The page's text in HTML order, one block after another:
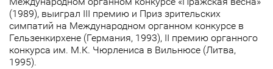
(1989), выиграл III премию и Приз зрительских
симпатий на Международном органном конкурсе в
Гельзенкирхене (Германия, 1993), II премию органного
конкурса им. М.К. Чюрлениса в Вильнюсе (Литва,
1995).